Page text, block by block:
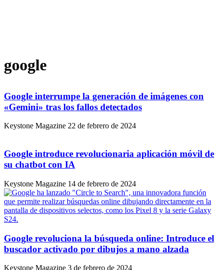
google
Google interrumpe la generación de imágenes con
«Gemini» tras los fallos detectados
Keystone Magazine 22 de febrero de 2024
Google introduce revolucionaria aplicación móvil de
su chatbot con IA
Keystone Magazine 14 de febrero de 2024
Google revoluciona la búsqueda online: Introduce el
buscador activado por dibujos a mano alzada
Keystone Magazine 3 de febrero de 2024